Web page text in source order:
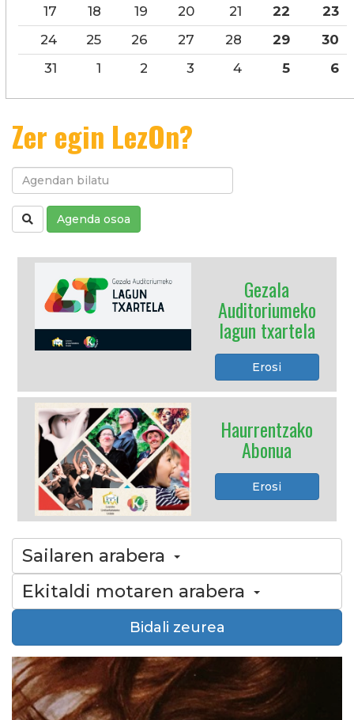
17
18 19 20 21 22
23
24
25 26 27 28 29
30
31
1 2 3 4 5 6
Zer egin LezOn?
Agenda osoa
Gezala
Auditoriumeko
lagun txartela
Erosi
Haurrentzako
Abonua
Erosi
Sailaren arabera
Ekitaldi motaren arabera
Bidali zeurea